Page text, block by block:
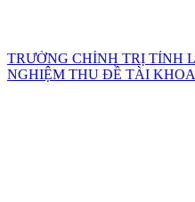
TRƯỜNG CHÍNH TRỊ TỈNH
NGHIỆM THU ĐỀ TÀI KHOA